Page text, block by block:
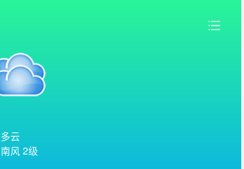
多云
南风 2级